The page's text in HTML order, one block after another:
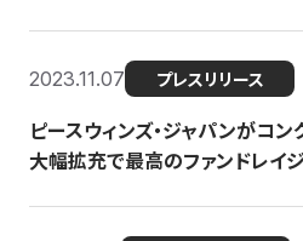
2023.11.07 プレスリリース
ピースウィンズ・ジャパンがコ
大幅拡充で最高のファンドレイ